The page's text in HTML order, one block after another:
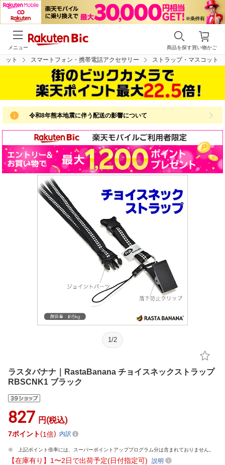
買い物かご
商品を探す
メニュー
ット スマートフォン・携帯電話アクセサリー ストラップ・マスコット
令和8年熊本地震に伴う配送の影響について
1 /2
ラスタバナナ｜RastaBanana チョイスネックストラップ
RBSCNK1 ブラック
827 円(税込)
7ポイント 1倍 内訳
上記ポイント倍率には、スーパーポイントアッププログラム分は含まれておりません。
【在庫有り】1〜2日で出荷予定(日付指定可) 説明